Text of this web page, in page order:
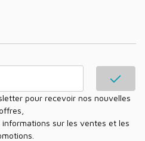
offres,
sur les ventes et les